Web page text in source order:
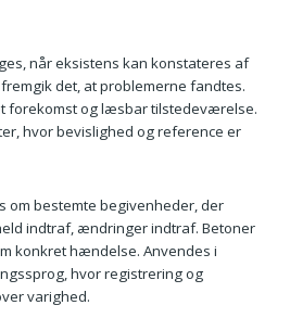
når eksistens kan konstateres af
det, at problemerne fandtes.
forekomst og læsbar tilstedeværelse.
hvor bevislighed og reference er
om bestemte begivenheder, der
indtraf, ændringer indtraf. Betoner
konkret hændelse. Anvendes i
hvor registrering og
varighed.